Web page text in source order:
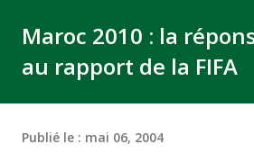
Maroc 2010 : la
au rapport de la FIFA
Publié le : mai 06, 2004